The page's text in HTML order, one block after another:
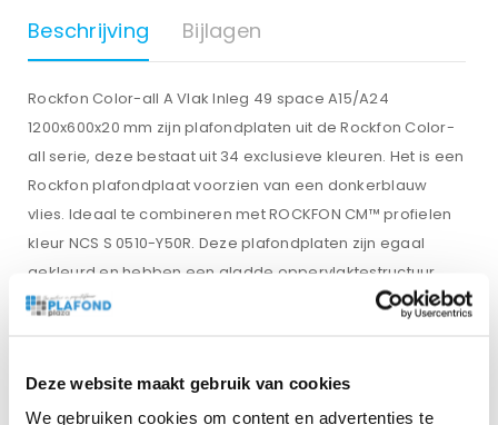
Deze website maakt gebruik van cookies
We gebruiken cookies om content en advertenties te
Beschrijving Bijlagen
Rockfon Color-all A Vlak Inleg 49 space A15/A24
1200x600x20 mm zijn plafondplaten uit de Rockfon Color-
all serie, deze bestaat uit 34 exclusieve kleuren. Het is een
Rockfon plafondplaat voorzien van een donkerblauw
vlies. Ideaal te combineren met ROCKFON CM™ profielen
kleur NCS S 0510-Y50R. Deze plafondplaten zijn egaal
gekleurd en hebben een gladde oppervlaktestructuur
met een matte glans. De Rockfon Space inleg is ook